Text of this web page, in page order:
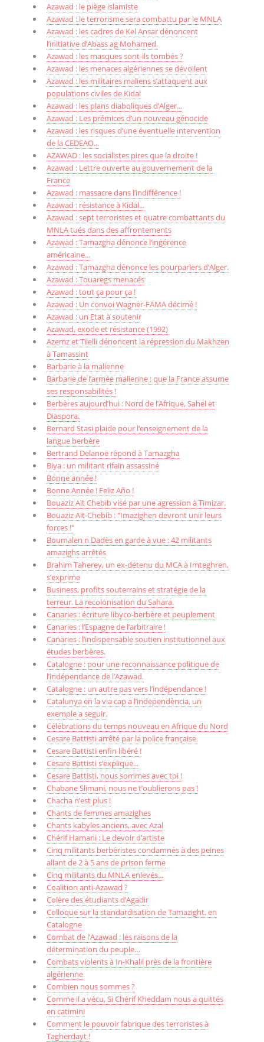
Azawad : le piège islamiste
Azawad : le terrorisme sera combattu par le MNLA
Azawad : les cadres de Kel Ansar dénoncent
l’initiative d’Abass ag Mohamed.
Azawad : les masques sont-ils tombés ?
Azawad : les menaces algériennes se dévoilent
Azawad : les militaires maliens s’attaquent aux
populations civiles de Kidal
Azawad : les plans diaboliques d’Alger...
Azawad : Les prémices d’un nouveau génocide
Azawad : les risques d’une éventuelle intervention
de la CEDEAO...
AZAWAD : les socialistes pires que la droite !
Azawad : Lettre ouverte au gouvernement de la
France
Azawad : massacre dans l’indifférence !
Azawad : résistance à Kidal...
Azawad : sept terroristes et quatre combattants du
MNLA tués dans des affrontements
Azawad : Tamazgha dénonce l’ingérence
américaine...
Azawad : Tamazgha dénonce les pourparlers d’Alger.
Azawad : Touaregs menacés
Azawad : tout ça pour ça !
Azawad : Un convoi Wagner-FAMA décimé !
Azawad : un Etat à soutenir
Azawad, exode et résistance (1992)
Azemz et Tilelli dénoncent la répression du Makhzen
à Tamassint
Barbarie à la malienne
Barbarie de l’armée malienne : que la France assume
ses responsabilités !
Berbères aujourd’hui : Nord de l’Afrique, Sahel et
Diaspora.
Bernard Stasi plaide pour l’enseignement de la
langue berbère
Bertrand Delanoë répond à Tamazgha
Biya : un militant rifain assassiné
Bonne année !
Bonne Année ! Feliz Año !
Bouaziz Aït Chebib visé par une agression à Timizar.
Bouaziz Aït-Chebib : "Imazighen devront unir leurs
forces !"
Boumalen n Dadès en garde à vue : 42 militants
amazighs arrêtés
Brahim Taherey, un ex-détenu du MCA à Imteghren,
s’exprime
Business, profits souterrains et stratégie de la
terreur. La recolonisation du Sahara.
Canaries : écriture libyco-berbère et peuplement
Canaries : l’Espagne de l’arbitraire !
Canaries : l’indispensable soutien institutionnel aux
études berbères.
Catalogne : pour une reconnaissance politique de
l’indépendance de l’Azawad.
Catalogne : un autre pas vers l’indépendance !
Catalunya en la via cap a l’independència, un
exemple a seguir.
Célébrations du temps nouveau en Afrique du Nord
Cesare Battisti arrêté par la police française.
Cesare Battisti enfin libéré !
Cesare Battisti s’explique...
Cesare Battisti, nous sommes avec toi !
Chabane Slimani, nous ne t’oublierons pas !
Chacha n’est plus !
Chants de femmes amazighes
Chants kabyles anciens, avec Azal
Chérif Hamani : Le devoir d’artiste
Cinq militants berbéristes condamnés à des peines
allant de 2 à 5 ans de prison ferme
Cinq militants du MNLA enlevés...
Coalition anti-Azawad ?
Colère des étudiants d’Agadir
Colloque sur la standardisation de Tamazight, en
Catalogne
Combat de l’Azawad : les raisons de la
détermination du peuple…
Combats violents à In-Khalil près de la frontière
algérienne
Combien nous sommes ?
Comme il a vécu, Si Chérif Kheddam nous a quittés
en catimini
Comment le pouvoir fabrique des terroristes à
Tagherdayt !